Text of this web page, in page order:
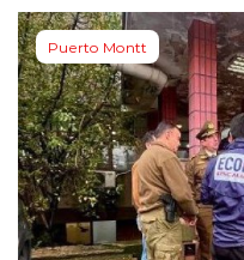
Puerto Montt